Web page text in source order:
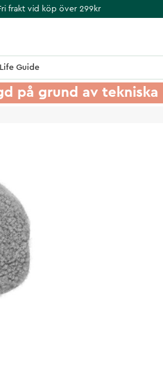
frakt vid köp över 299kr
Life Guide
på grund av